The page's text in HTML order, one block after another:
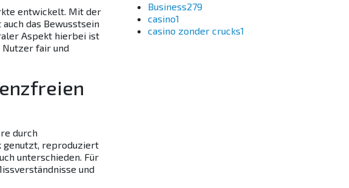
entwickelt. Mit der
das Bewusstsein
Aspekt hierbei ist
Nutzer fair und
durch
genutzt, reproduziert
unterschieden. Für
und
Business279
casino1
casino zonder crucks1